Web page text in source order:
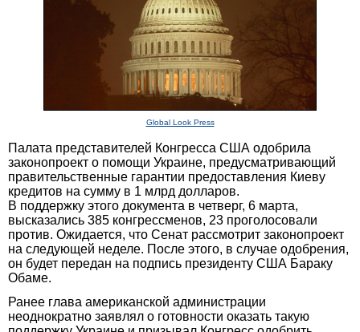
Global Look Press
Палата представителей Конгресса США одобрила
законопроект о помощи Украине, предусматривающий
правительственные гарантии предоставления Киеву
кредитов на сумму в 1 млрд долларов.
В поддержку этого документа в четверг, 6 марта,
высказались 385 конгрессменов, 23 проголосовали
против. Ожидается, что Сенат рассмотрит законопроект
на следующей неделе. После этого, в случае одобрения,
он будет передан на подпись президенту США Бараку
Обаме.
Ранее глава американской администрации
неоднократно заявлял о готовности оказать такую